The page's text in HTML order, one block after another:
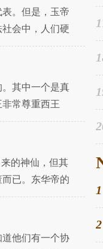
。但是，玉帝
会中，人们硬
。但在各类小
其中一个是真
常尊重西王
的传说。1.王
的神仙，但其
已。东华帝的
。低调到什
他们有一个协
1
2